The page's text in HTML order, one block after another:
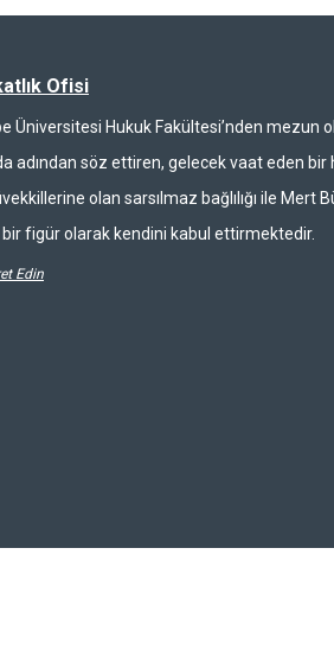
Ofisi
Üniversitesi Hukuk Fakültesi’nden mezun
adından söz ettiren, gelecek vaat eden
olan sarsılmaz bağlılığı ile Mert
bir figür olarak kendini kabul ettirmektedir.
Edin